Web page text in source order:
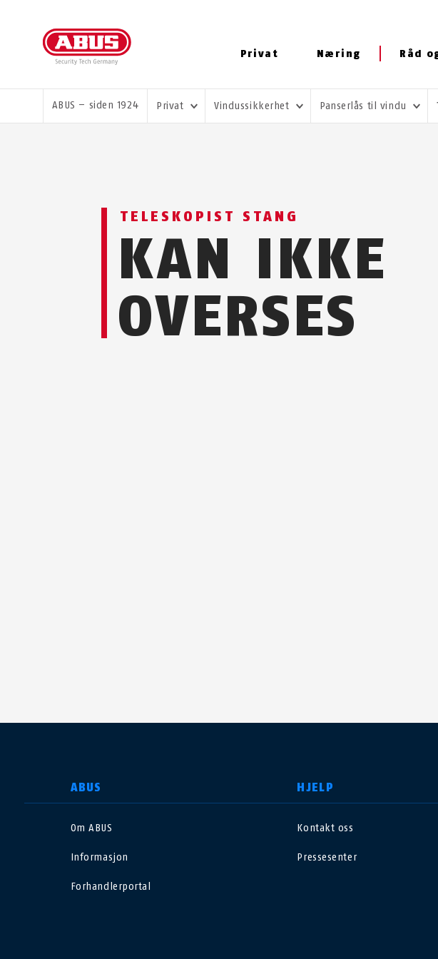
Privat Næring Råd
DU ER HER:
ABUS – siden 1924 Privat Vindussikkerhet Panserlås til vindu
TELESKOPIST STANG
KAN IKKE
OVERSES
ABUS
Om ABUS
Informasjon
Forhandlerportal
HJELP
Kontakt oss
Pressesenter
VELG LAND
Canada